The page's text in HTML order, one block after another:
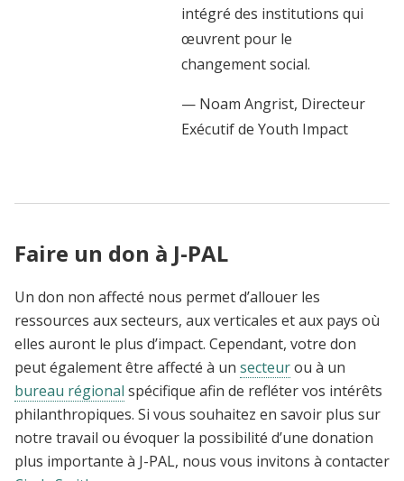
intégré des institutions qui
œuvrent pour le
changement social.
— Noam Angrist, Directeur
Exécutif de Youth Impact
Faire un don à J-PAL
Un don non affecté nous permet d’allouer les
ressources aux secteurs, aux verticales et aux pays où
elles auront le plus d’impact. Cependant, votre don
peut également être affecté à un secteurou à un
bureau régional spécifique afin de refléter vos intérêts
philanthropiques. Si vous souhaitez en savoir plus sur
notre travail ou évoquer la possibilité d’une donation
plus importante à J-PAL, nous vous invitons à contacter